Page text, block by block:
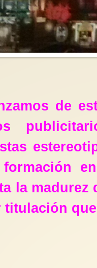
de
la madurez
titulación